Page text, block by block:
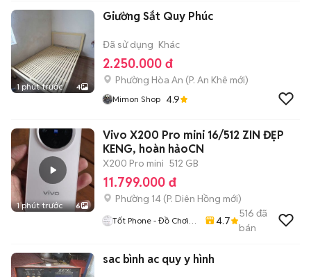
1 phút trước 4
Giường Sắt Quy Phúc
Đã sử dụng Khác
2.250.000 đ
Phường Hòa An (P. An Khê mới)
Mimon Shop 4.9
1 phút trước 6
Vivo X200 Pro mini 16/512 ZIN ĐẸP
KENG, hoàn hảoCN
X200 Pro mini 512 GB
11.799.000 đ
Phường 14 (P. Diên Hồng mới)
Tốt Phone - Đồ Chơi
4.7
516 đã
bán
sac bình ac quy y hình